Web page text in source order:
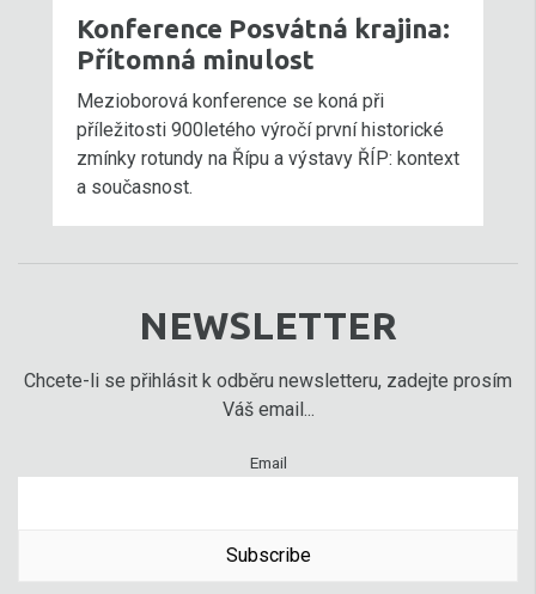
Konference Posvátná krajina:
Přítomná minulost
Mezioborová konference se koná při
příležitosti 900letého výročí první historické
zmínky rotundy na Řípu a výstavy ŘÍP: kontext
a současnost.
NEWSLETTER
Chcete-li se přihlásit k odběru newsletteru, zadejte prosím
Váš email...
Email
Subscribe